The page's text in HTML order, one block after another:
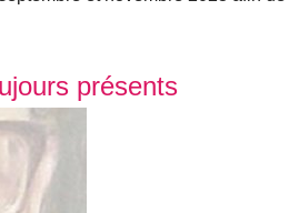
présents